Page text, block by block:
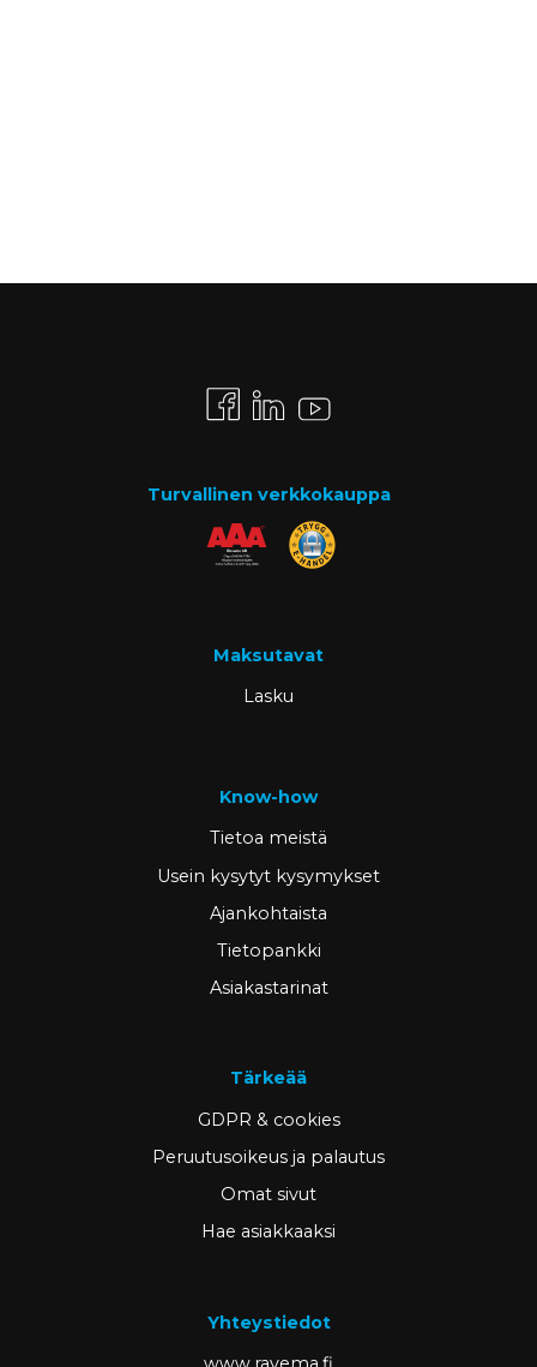
Turvallinen verkkokauppa
Maksutavat
Lasku
Know-how
Tietoa meistä
Usein kysytyt kysymykset
Ajankohtaista
Tietopankki
Asiakastarinat
Tärkeää
GDPR & cookies
Peruutusoikeus ja palautus
Omat sivut
Hae asiakkaaksi
Yhteystiedot